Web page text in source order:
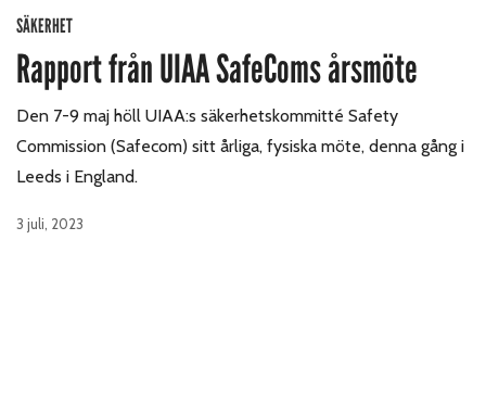
SÄKERHET
Rapport från UIAA SafeComs årsmöte
Den 7-9 maj höll UIAA:s säkerhetskommitté Safety
Commission (Safecom) sitt årliga, fysiska möte, denna gång i
Leeds i England.
3 juli, 2023